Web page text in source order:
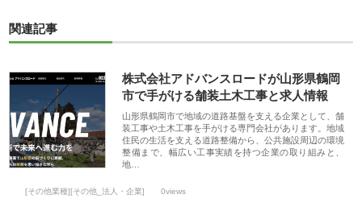
関連記事
株式会社アドバンスロードが山形県鶴岡
市で手がける舗装土木工事と求人情報
山形県鶴岡市で地域の道路基盤を支える企業として、舗
装工事や土木工事を手がける専門会社があります。地域
住民の生活を支える道路整備から、公共施設周辺の環境
整備まで、幅広い工事実績を持つ企業の取り組みと、
地…
[その他業種][その他_法人・企業] 0views